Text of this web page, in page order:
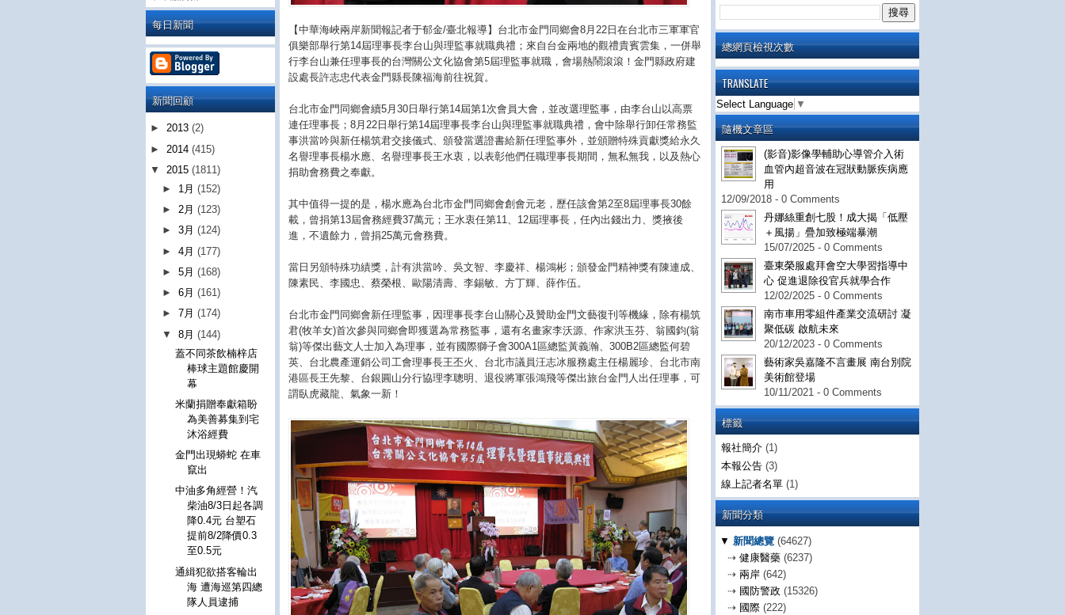
總網頁檢視次數
TRANSLATE
Select Language ▼
隨機文章區
(影音)影像學輔助心導管介入術
血管內超音波在冠狀動脈疾病應
用
12/09/2018 - 0 Comments
丹娜絲重創七股！成大揭「低壓
＋風揚」疊加致極端暴潮
15/07/2025 - 0 Comments
臺東榮服處拜會空大學習指導中
心 促進退除役官兵就學合作
12/02/2025 - 0 Comments
南市車用零組件產業交流研討 凝
聚低碳 啟航未來
20/12/2023 - 0 Comments
藝術家吳嘉隆不言畫展 南台別院
美術館登場
10/11/2021 - 0 Comments
標籤
報社簡介 (1)
本報公告 (3)
線上記者名單 (1)
新聞分類
▼ 新聞總覽 (64627)
⇢ 健康醫藥 (6237)
⇢ 兩岸 (642)
⇢ 國防警政 (15326)
⇢ 國際 (222)
【中華海峽兩岸新聞報記者于郁金/臺北報導】台北市金門同鄉會8月22日在台北市三軍軍官
俱樂部舉行第14屆理事長李台山與理監事就職典禮；來自台金兩地的觀禮貴賓雲集，一併舉
行李台山兼任理事長的台灣關公文化協會第5屆理監事就職，會場熱鬧滾滾！金門縣政府建
設處長許志忠代表金門縣長陳福海前往祝賀。
台北市金門同鄉會續5月30日舉行第14屆第1次會員大會，並改選理監事，由李台山以高票
連任理事長；8月22日舉行第14屆理事長李台山與理監事就職典禮，會中除舉行卸任常務監
事洪當吟與新任楊筑君交接儀式、頒發當選證書給新任理監事外，並頒贈特殊貢獻獎給永久
名譽理事長楊水應、名譽理事長王水衷，以表彰他們任職理事長期間，無私無我，以及熱心
捐助會務費之奉獻。
其中值得一提的是，楊水應為台北市金門同鄉會創會元老，歷任該會第2至8屆理事長30餘
載，曾捐第13屆會務經費37萬元；王水衷任第11、12屆理事長，任內出錢出力、獎掖後
進，不遺餘力，曾捐25萬元會務費。
當日另頒特殊功績獎，計有洪當吟、吳文智、李慶祥、楊鴻彬；頒發金門精神獎有陳連成、
陳素民、李國忠、蔡榮根、歐陽清壽、李錫敏、方丁輝、薛作伍。
台北市金門同鄉會新任理監事，因理事長李台山關心及贊助金門文藝復刊等機緣，除有楊筑
君(牧羊女)首次參與同鄉會即獲選為常務監事，還有名畫家李沃源、作家洪玉芬、翁國鈞(翁
翁)等傑出藝文人士加入為理事，並有國際獅子會300A1區總監黃義瀚、300B2區總監何碧
英、台北農產運銷公司工會理事長王丕火、台北市議員汪志冰服務處主任楊麗珍、台北市南
港區長王先黎、台銀圓山分行協理李聰明、退役將軍張鴻飛等傑出旅台金門人出任理事，可
謂臥虎藏龍、氣象一新！
每日新聞
新聞回顧
► 2013 (2)
► 2014 (415)
▼ 2015 (1811)
► 1月(152)
►2月(123)
►3月(124)
►4月(177)
►5月(168)
►6月(161)
►7月(174)
▼8月(144)
蓋不同茶飲楠梓店
棒球主題館慶開
幕
米蘭捐贈奉獻箱盼
為美善募集到宅
沐浴經費
金門出現蟒蛇 在車
竄出
中油多角經營！汽
柴油8/3日起各調
降0.4元 台塑石
提前8/2降價0.3
至0.5元
通緝犯欲搭客輪出
海 遭海巡第四總
隊人員逮捕